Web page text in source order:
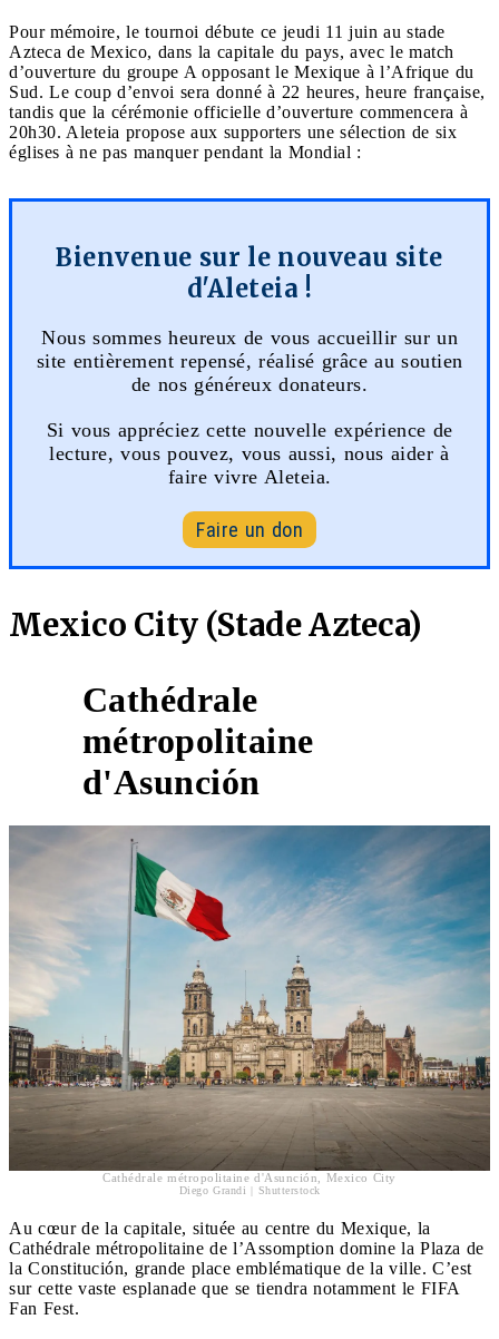
Pour mémoire, le tournoi débute ce jeudi 11 juin au stade
Azteca de Mexico, dans la capitale du pays, avec le match
d’ouverture du groupe A opposant le Mexique à l’Afrique du
Sud. Le coup d’envoi sera donné à 22 heures, heure française,
tandis que la cérémonie officielle d’ouverture commencera à
20h30. Aleteia propose aux supporters une sélection de six
églises à ne pas manquer pendant la Mondial :
Bienvenue sur le nouveau site
d'Aleteia !
Nous sommes heureux de vous accueillir sur un
site entièrement repensé, réalisé grâce au soutien
de nos généreux donateurs.
Si vous appréciez cette nouvelle expérience de
lecture, vous pouvez, vous aussi, nous aider à
faire vivre Aleteia.
Faire un don
Mexico City (Stade Azteca)
Cathédrale
métropolitaine
d'Asunción
Cathédrale métropolitaine d'Asunción, Mexico City
Diego Grandi | Shutterstock
Au cœur de la capitale, située au centre du Mexique, la
Cathédrale métropolitaine de l’Assomption domine la Plaza de
la Constitución, grande place emblématique de la ville. C’est
sur cette vaste esplanade que se tiendra notamment le FIFA
Fan Fest.